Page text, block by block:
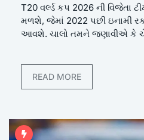
T20 વર્લ્ડ કપ 2026 ની વિજેતા
મળશે, જેમાં 2022 પછી ઇનામી
આવશે. ચાલો તમને જણાવીએ કે
READ MORE